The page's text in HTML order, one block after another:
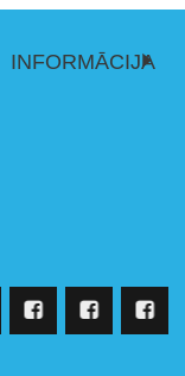
INFORMĀCIJA